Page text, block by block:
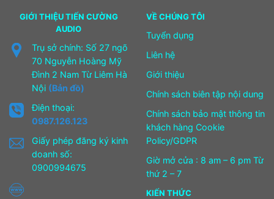
GIỚI THIỆU TIẾN CƯỜNG
AUDIO
Trụ sở chính: Số 27 ngõ
70 Nguyễn Hoàng Mỹ
Đình 2 Nam Từ Liêm Hà
Nội (Bản đồ)
Điện thoại:
0987.126.123
Giấy phép đăng ký kinh
doanh số:
0900994675
VỀ CHÚNG TÔI
Tuyển dụng
Liên hệ
Giới thiệu
Chính sách biên tập nội dung
Chính sách bảo mật thông tin
khách hàng Cookie
Policy/GDPR
Giờ mở cửa : 8 am – 6 pm Từ
thứ 2 – 7
KIẾN THỨC